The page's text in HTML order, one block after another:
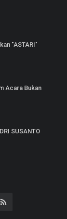
"ASTARI"
Acara Bukan
SUSANTO